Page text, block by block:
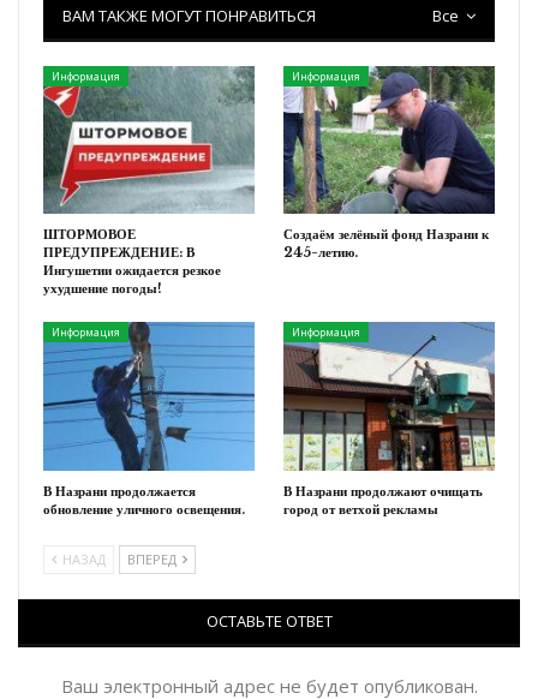
Все
ВАМ ТАКЖЕ МОГУТ ПОНРАВИТЬСЯ
Информация
ШТОРМОВОЕ
ПРЕДУПРЕЖДЕНИЕ: В
Ингушетии ожидается резкое
ухудшение погоды!
Информация
Создаём зелёный фонд Назрани к
245-летию.
Информация
В Назрани продолжается
обновление уличного освещения.
Информация
В Назрани продолжают очищать
город от ветхой рекламы
НАЗАД ВПЕРЕД
ОСТАВЬТЕ ОТВЕТ
Ваш электронный адрес не будет опубликован.